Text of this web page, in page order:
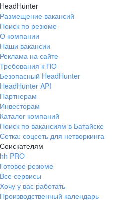
HeadHunter
Размещение вакансий
Поиск по резюме
О компании
Наши вакансии
Реклама на сайте
Требования к ПО
Безопасный HeadHunter
HeadHunter API
Партнерам
Инвесторам
Каталог компаний
Поиск по вакансиям в Батайске
Сетка: соцсеть для нетворкинга
Соискателям
hh PRO
Готовое резюме
Все сервисы
Хочу у вас работать
Производственный календарь